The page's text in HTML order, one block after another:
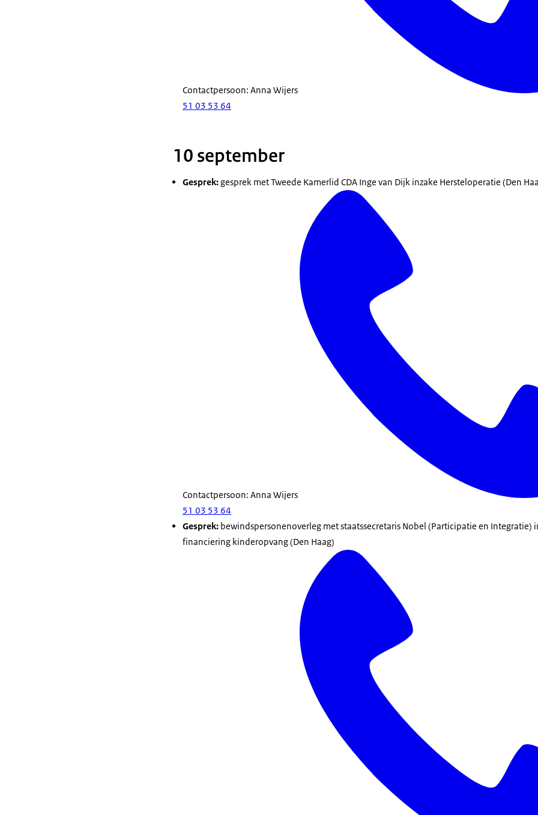
Contactpersoon: Anna Wijers
51 03 53 64
10 september
Gesprek:gesprek met Tweede Kamerlid CDA Inge van Dijk inzake Hersteloperatie (Den
Contactpersoon: Anna Wijers
51 03 53 64
Gesprek: bewindspersonenoverleg met staatssecretaris Nobel (Participatie en Integratie)
financiering kinderopvang (Den Haag)